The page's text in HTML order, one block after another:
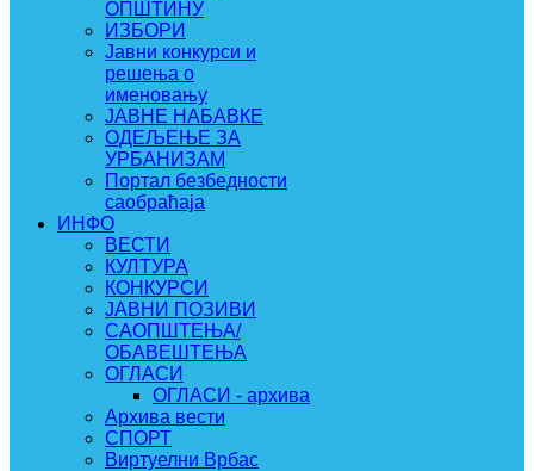
ОПШТИНУ
ИЗБОРИ
Јавни конкурси и
решења о
именовању
ЈАВНЕ НАБАВКЕ
ОДЕЉЕЊЕ ЗА
УРБАНИЗАМ
Портал безбедности
саобраћаја
ИНФО
ВЕСТИ
КУЛТУРА
КОНКУРСИ
ЈАВНИ ПОЗИВИ
САОПШТЕЊА/
ОБАВЕШТЕЊА
ОГЛАСИ
ОГЛАСИ - архива
Архива вести
СПОРТ
Виртуелни Врбас